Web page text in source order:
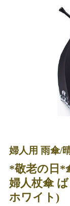
婦人用 雨傘/
*敬老の日*
婦人杖傘
ホワイト)